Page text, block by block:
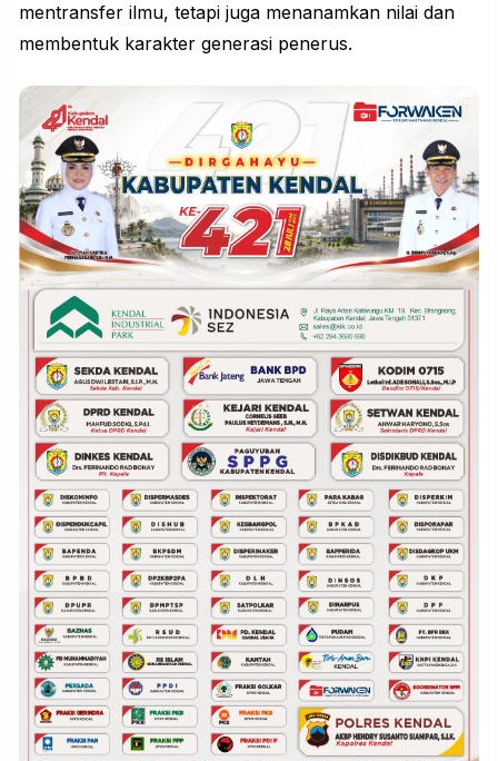
mentransfer ilmu, tetapi juga menanamkan nilai dan
membentuk karakter generasi penerus.